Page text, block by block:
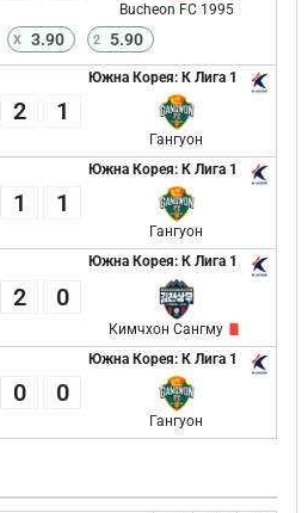
Bucheon FC 1995
X 3.90 2 5.90
Южна Корея: К Лига 1
2 1
Гангуон
Южна Корея: К Лига 1
1 1
Гангуон
Южна Корея: К Лига 1
2 0
Кимчхон Сангму
Южна Корея: К Лига 1
0 0
Гангуон